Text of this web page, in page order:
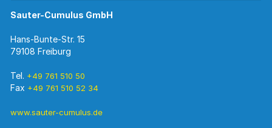
Sauter-Cumulus GmbH
Hans-Bunte-Str. 15
79108 Freiburg
Tel. +49 761 510 50
Fax +49 761 510 52 34
www.sauter-cumulus.de